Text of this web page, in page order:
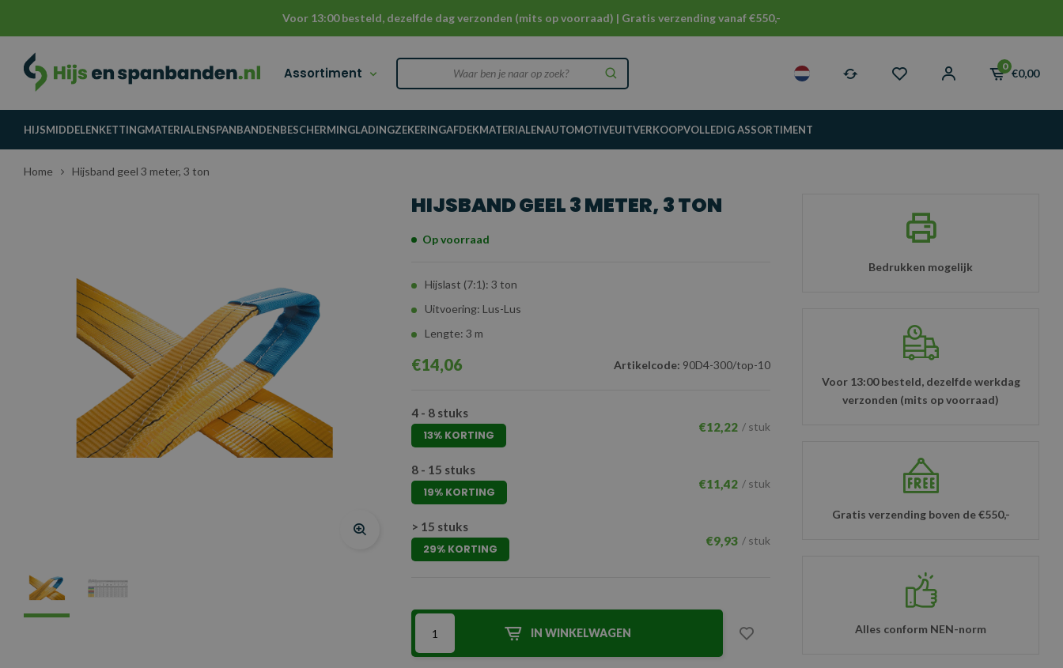
Voor 13:00 besteld, dezelfde dag verzonden (mits op voorraad) | Gratis verzending vanaf €550,-
Assortiment 0
€0,00
HIJSMIDDELENKETTINGMATERIALENSPANBANDENBESCHERMINGLADINGZEKERINGAFDEKMATERIALENAUTOMOTIVEUITVERKOOPVOLLEDIG ASSORTIMENT
Home Hijsband geel 3 meter, 3 ton
HIJSBAND GEEL 3 METER, 3 TON
Op voorraad
Hijslast (7:1): 3 ton
Uitvoering: Lus-Lus
Lengte: 3 m
€14,06 Artikelcode: 90D4-300/top-10
4 - 8 stuks
13% KORTING
€12,22 / stuk
8 - 15 stuks
19% KORTING
€11,42 / stuk
> 15 stuks
29% KORTING
€9,93 / stuk
IN WINKELWAGEN
Bedrukken mogelijk
Voor 13:00 besteld, dezelfde werkdag
verzonden (mits op voorraad)
Gratis verzending boven de €550,-
Alles conform NEN-norm